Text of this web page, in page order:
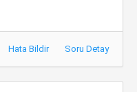
Hata Bildir Soru Detay